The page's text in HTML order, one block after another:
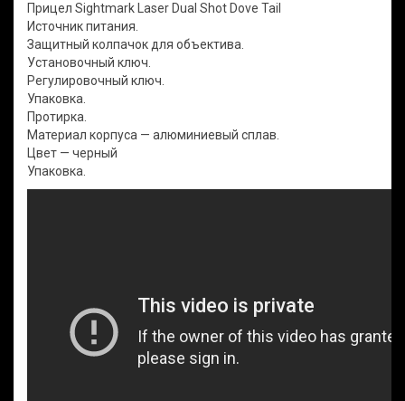
Прицел Sightmark Laser Dual Shot Dove Tail
Источник питания.
Защитный колпачок для объектива.
Установочный ключ.
Регулировочный ключ.
Упаковка.
Протирка.
Материал корпуса — алюминиевый сплав.
Цвет — черный
Упаковка.